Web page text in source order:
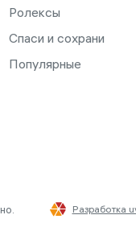
Ролексы
Спаси и сохрани
Популярные
Разработка